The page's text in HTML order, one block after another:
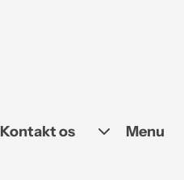
Kontakt os Menu